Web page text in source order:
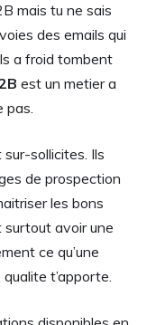
mais tu ne sais
des emails qui
a froid tombent
est un metier a
pas.
sollicites. Ils
de prospection
les bons
surtout avoir une
ce qu’une
qualite t’apporte.